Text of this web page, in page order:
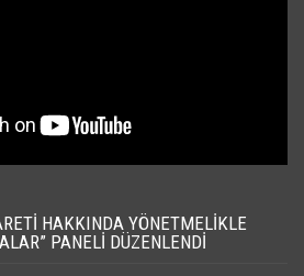
HAKKINDA YÖNETMELIKLE
PANELI DÜZENLENDI